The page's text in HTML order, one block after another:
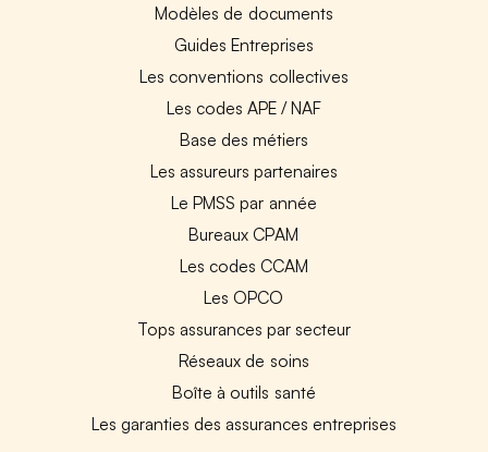
Modèles de documents
Guides Entreprises
Les conventions collectives
Les codes APE / NAF
Base des métiers
Les assureurs partenaires
Le PMSS par année
Bureaux CPAM
Les codes CCAM
Les OPCO
Tops assurances par secteur
Réseaux de soins
Boîte à outils santé
Les garanties des assurances entreprises